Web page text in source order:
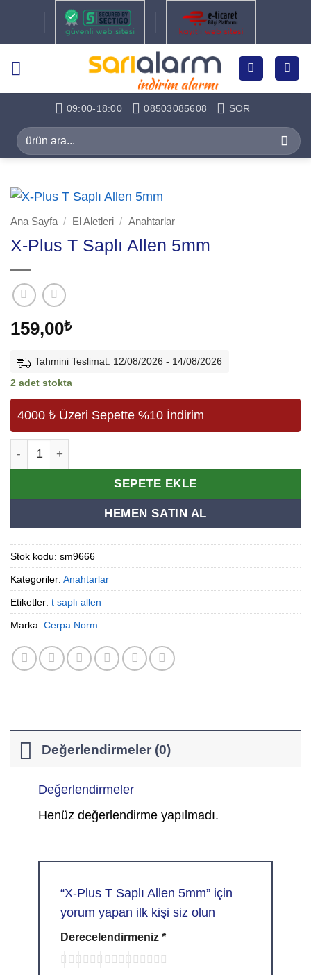
09:00-18:00 08503085608 SOR
Ara:
Ana Sayfa / El Aletleri / Anahtarlar
X-Plus T Saplı Allen 5mm
159,00₺
Tahmini Teslimat: 12/08/2026 - 14/08/2026
2 adet stokta
4000 ₺ Üzeri Sepette %10 İndirim
X-Plus T Saplı Allen 5mm adet
SEPETE EKLE
HEMEN SATIN AL
Alternative:
Stok kodu: sm9666
Kategoriler: Anahtarlar
Etiketler: t saplı allen
Marka: Cerpa Norm
Değerlendirmeler (0)
Değerlendirmeler
Henüz değerlendirme yapılmadı.
“X-Plus T Saplı Allen 5mm” için
yorum yapan ilk kişi siz olun
Derecelendirmeniz*